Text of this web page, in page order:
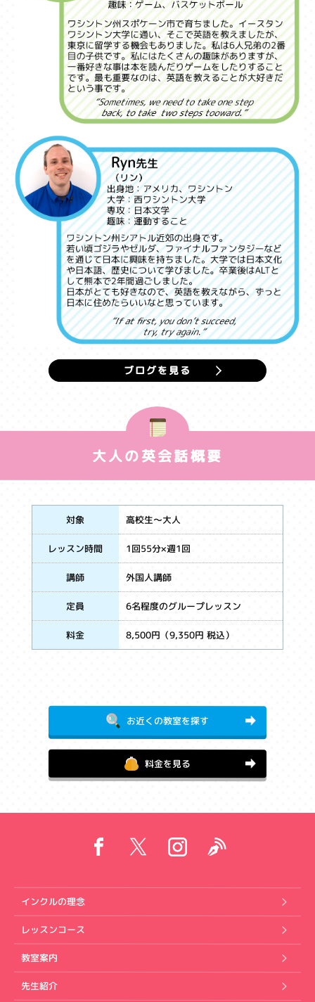
ブログを見る
大人の英会話概要
対象 高校生～大人
レッスン時間 1回55分×週1回
講師 外国人講師
定員 6名程度のグループレッスン
料金 8,500円（9,350円 税込）
お近くの教室を探す
料金を見る
インクルの理念
レッスンコース
教室案内
先生紹介